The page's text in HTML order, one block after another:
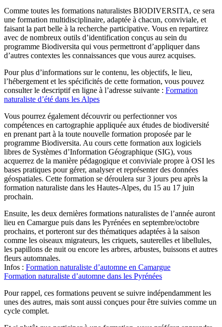
Comme toutes les formations naturalistes BIODIVERSITA, ce sera
une formation multidisciplinaire, adaptée à chacun, conviviale, et
faisant la part belle à la recherche participative. Vous en repartirez
avec de nombreux outils d’identification conçus au sein du
programme Biodiversita qui vous permettront d’appliquer dans
d’autres contextes les connaissances que vous aurez acquises.
Pour plus d’informations sur le contenu, les objectifs, le lieu,
l’hébergement et les spécificités de cette formation, vous pouvez
consulter le descriptif en ligne à l’adresse suivante : Formation
naturaliste d’été dans les Alpes
Vous pourrez également découvrir ou perfectionner vos
compétences en cartographie appliquée aux études de biodiversité
en prenant part à la toute nouvelle formation proposée par le
programme Biodiversita. Au cours cette formation aux logiciels
libres de Systèmes d’Information Géographique (SIG), vous
acquerrez de la manière pédagogique et conviviale propre à OSI les
bases pratiques pour gérer, analyser et représenter des données
géospatiales. Cette formation se déroulera sur 3 jours peu après la
formation naturaliste dans les Hautes-Alpes, du 15 au 17 juin
prochain.
Ensuite, les deux dernières formations naturalistes de l’année auront
lieu en Camargue puis dans les Pyrénées en septembre/octobre
prochains, et porteront sur des thématiques adaptées à la saison
comme les oiseaux migrateurs, les criquets, sauterelles et libellules,
les papillons de nuit ou encore les arbres, arbustes, buissons et autres
fleurs automnales.
Infos : Formation naturaliste d’automne en Camargue
Formation naturaliste d’automne dans les Pyrénées
Pour rappel, ces formations peuvent se suivre indépendamment les
unes des autres, mais sont aussi conçues pour être suivies comme un
cycle complet.